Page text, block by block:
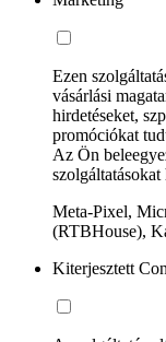
Ezen
vásárlási
hirdetéseket,
promóciókat
Az Ön
Meta-Pixel,
(RTBHouse),
Kiterjesztett